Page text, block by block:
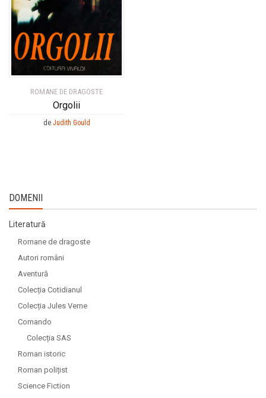
ROMANE DE DRAGOSTE
Orgolii
de Judith Gould
DOMENII
Literatură
Romane de dragoste
Autori români
Aventură
Colecția Cotidianul
Colecția Jules Verne
Comando
Colecția SAS
Roman istoric
Roman polițist
Science Fiction